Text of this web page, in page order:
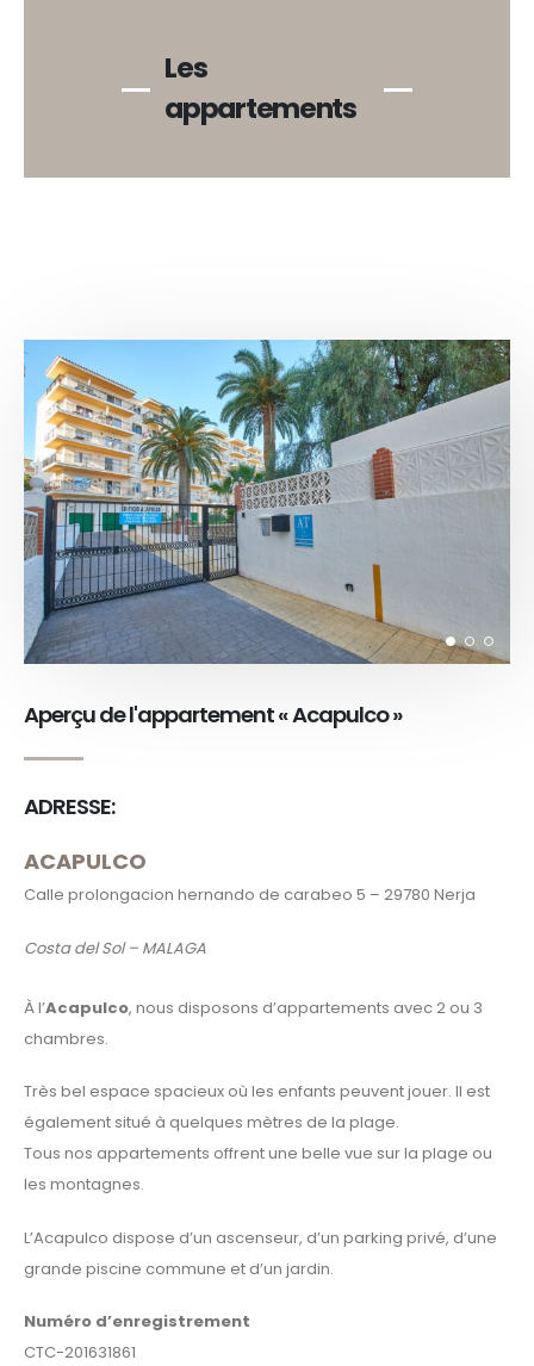
Les
appartements
Aperçu de l'appartement « Acapulco »
ADRESSE:
ACAPULCO
Calle prolongacion hernando de carabeo 5 – 29780 Nerja
Costa del Sol – MALAGA
À l’Acapulco, nous disposons d’appartements avec 2 ou 3
chambres.
Très bel espace spacieux où les enfants peuvent jouer. Il est
également situé à quelques mètres de la plage.
Tous nos appartements offrent une belle vue sur la plage ou
les montagnes.
L’Acapulco dispose d’un ascenseur, d’un parking privé, d’une
grande piscine commune et d’un jardin.
Numéro d’enregistrement
CTC-201631861